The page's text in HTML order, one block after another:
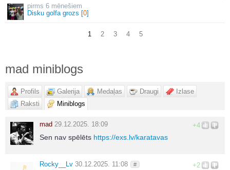
6 mēnešiem
Disku golfa grozs [0]
1 2 3 4 5
mad miniblogs
Profils Galerija Medaļas Draugi
Izlase
Raksti
Miniblogs
+4
mad 29.12.2025. 18:09
Sen nav spēlēts https://exs.lv/karatavas
+2
Rocky__Lv 30.12.2025. 11:08 #